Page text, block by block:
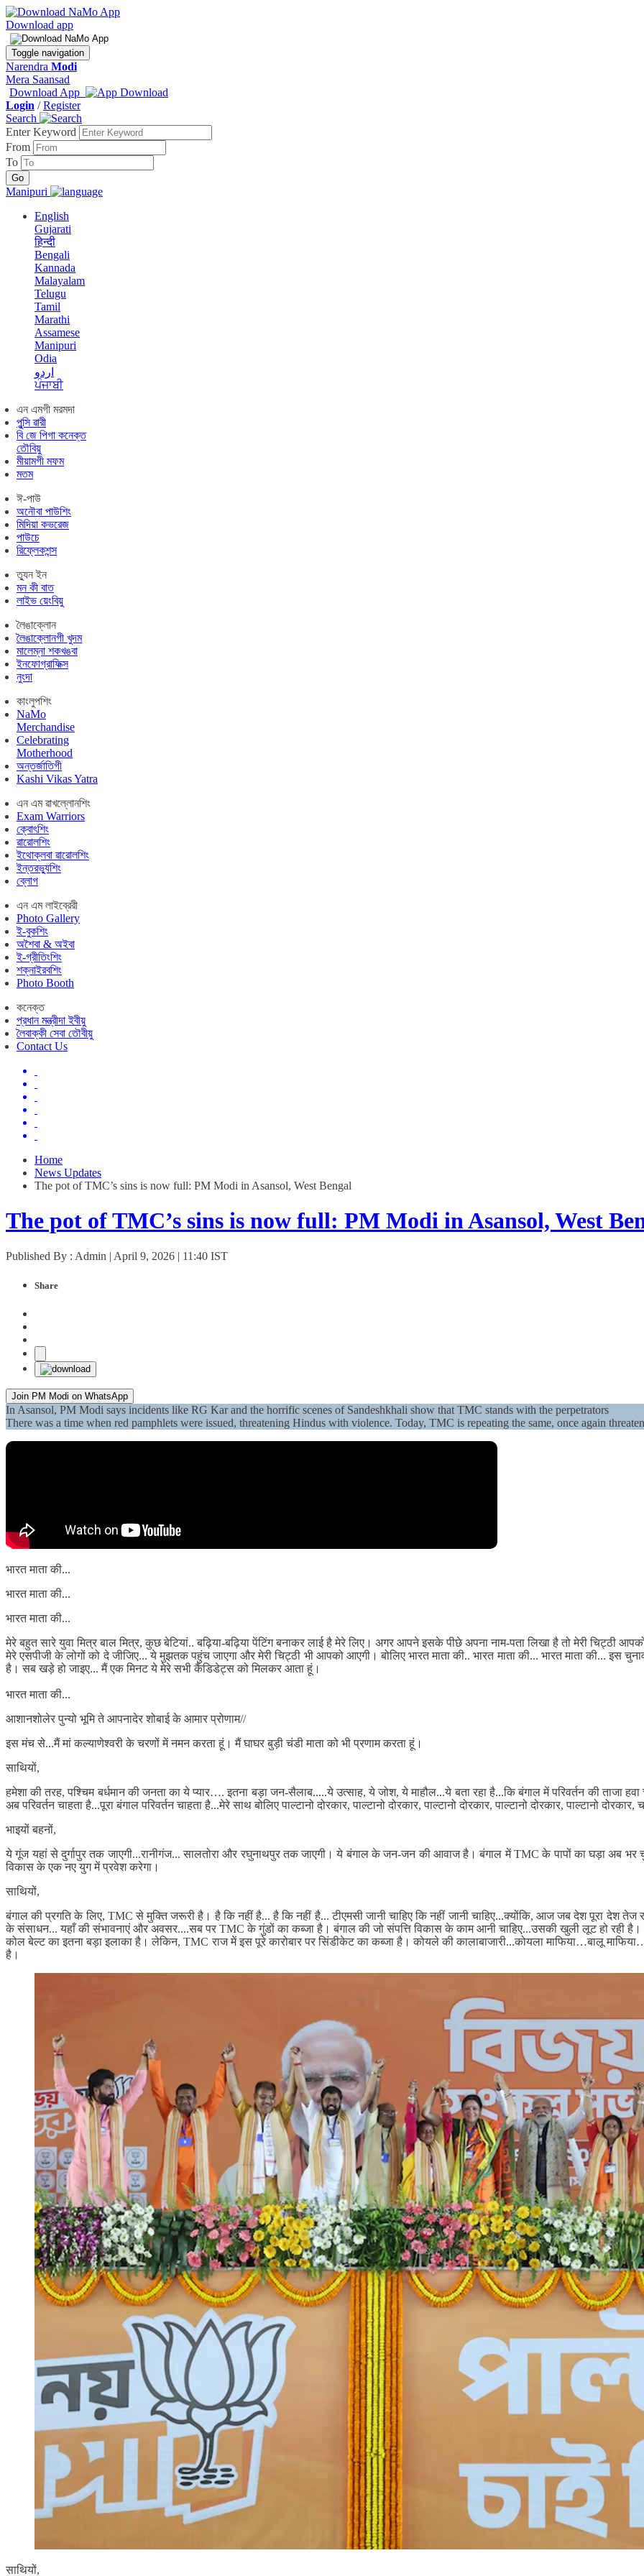
Download app
Toggle navigation
Narendra Modi
Mera Saansad
Download App
Login /Register
Search
Enter Keyword
From
To
Manipuri
English
Gujarati
हिन्दी
Bengali
Kannada
Malayalam
Telugu
Tamil
Marathi
Assamese
Manipuri
Odia
اردو
ਪੰਜਾਬੀ
এন এমগী মরমদা
পুন্সি ৱারী
বি জে পিগা কনেক্ত
তৌবিয়ু
মীয়ামগী মফম
মতম
ঈ-পাউ
অনৌবা পাউশিং
মিদিয়া কভরেজ
পাউচে
রিফ্লেকশন্স
ত্যুন ইন
মন কী বাত
লাইভ য়েংবিয়ু
লৈঙাক্লোন
লৈঙাক্লোনগী খুদম
মালেম্না শকখঙবা
ইনফোগ্রাফিক্স
নুংদা
কাংলুপশিং
NaMo
Merchandise
Celebrating
Motherhood
অন্তর্জাতিগী
Kashi Vikas Yatra
এন এম ৱাখল্লোনশিং
Exam Warriors
ক্বোৎশিং
ৱারোলশিং
ইথোক্লবা ৱারোলশিং
ইন্তরভ্যুশিং
ব্লোগ
এন এম লাইব্রেরী
Photo Gallery
ই-বুকশিং
অশৈবা & অইবা
ই-গ্রীতিংশিং
শক্নাইরবশিং
Photo Booth
কনেক্ত
প্রধান মন্ত্রীদা ইবীয়ু
লৈবাক্কী সেবা তৌবীয়ু
Contact Us
Home
News Updates
The pot of TMC’s sins is now full: PM Modi in Asansol, West Bengal
The pot of TMC’s sins is now full: PM Modi in Asansol, West
Published By : Admin | April 9, 2026 | 11:40 IST
Share
Join PM Modi on WhatsApp
In Asansol, PM Modi says incidents like RG Kar and the horrific scenes of Sandeshkhali show that TMC stands with the perpetrators
There was a time when red pamphlets were issued, threatening Hindus with violence. Today, TMC is repeating the same, once again
भारत माता की...
भारत माता की...
भारत माता की...
मेरे बहुत सारे युवा मित्र बाल मित्र, कुछ बेटियां.. बढ़िया-बढ़िया पेंटिंग बनाकर लाई है मेरे लिए। अगर आपने इसके पीछे अपना नाम-पता लिखा है तो मेरी
मेरे एसपीजी के लोगों को दे जीजिए... ये मुझतक पहुंच जाएगा और मेरी चिट्ठी भी आपको आएगी। बोलिए भारत माता की.. भारत माता की... भारत माता की...
है। सब खड़े हो जाइए... मैं एक मिनट ये मेरे सभी कैंडिडेट्स को मिलकर आता हूं।
भारत माता की...
आशानशोलेर पुन्यो भूमि ते आपनादेर शोबाई के आमार प्रोणाम//
इस मंच से...मैं मां कल्याणेश्वरी के चरणों में नमन करता हूं। मैं घाघर बुड़ी चंडी माता को भी प्रणाम करता हूं।
साथियों,
हमेशा की तरह, पश्चिम बर्धमान की जनता का ये प्यार…. इतना बड़ा जन-सैलाब.....ये उत्साह, ये जोश, ये माहौल...ये बता रहा है...कि बंगाल में परिवर्तन की ताजा
अब परिवर्तन चाहता है...पूरा बंगाल परिवर्तन चाहता है...मेरे साथ बोलिए पाल्टानो दोरकार, पाल्टानो दोरकार, पाल्टानो दोरकार, पाल्टानो दोरकार, पाल्टानो
भाइयों बहनों,
ये गूंज यहां से दुर्गापुर तक जाएगी...रानीगंज... सालतोरा और रघुनाथपुर तक जाएगी। ये बंगाल के जन-जन की आवाज है। बंगाल में TMC के पापों का घड़ा अब
विकास के एक नए युग में प्रवेश करेगा।
साथियों,
बंगाल की प्रगति के लिए, TMC से मुक्ति जरूरी है। है कि नहीं है... है कि नहीं है... टीएमसी जानी चाहिए कि नहीं जानी चाहिए...क्योंकि, आज जब देश पूरा देश
के संसाधन... यहाँ की संभावनाएं और अवसर....सब पर TMC के गुंडों का कब्जा है। बंगाल की जो संपत्ति विकास के काम आनी चाहिए...उसकी खुली लूट हो
कोल बेल्ट का इतना बड़ा इलाका है। लेकिन, TMC राज में इस पूरे कारोबार पर सिंडीकेट का कब्जा है। कोयले की कालाबाजारी...कोयला माफिया…बालू
है।
साथियों,